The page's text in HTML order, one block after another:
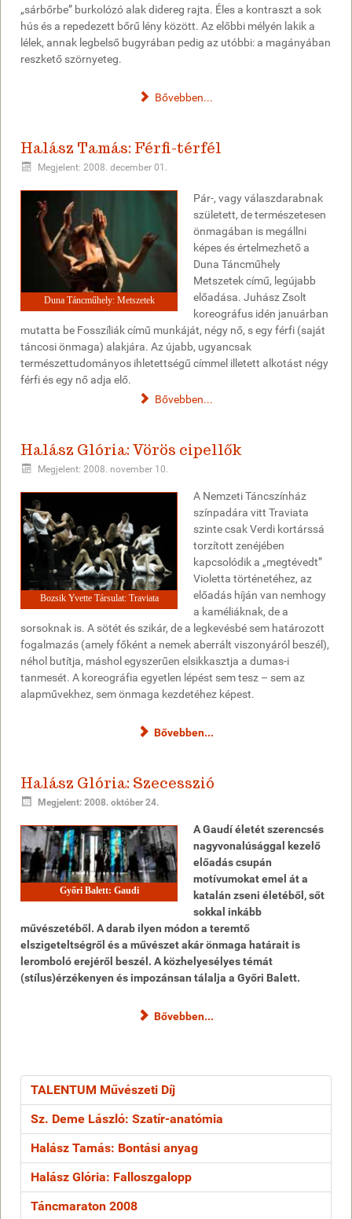
„sárbőrbe” burkolózó alak didereg rajta. Éles a kontraszt a sok
hús és a repedezett bőrű lény között. Az előbbi mélyén lakik a
lélek, annak legbelső bugyrában pedig az utóbbi: a magányában
reszkető szörnyeteg.
Bővebben...
Halász Tamás: Férfi-térfél
Megjelent: 2008. december 01.
Duna Táncműhely: Metszetek
Pár-, vagy válaszdarabnak
született, de természetesen
önmagában is megállni
képes és értelmezhető a
Duna Táncműhely
Metszetek című, legújabb
előadása. Juhász Zsolt
koreográfus idén januárban
mutatta be Fosszíliák című munkáját, négy nő, s egy férfi (saját
táncosi önmaga) alakjára. Az újabb, ugyancsak
természettudományos ihletettségű címmel illetett alkotást négy
férfi és egy nő adja elő.
Bővebben...
Halász Glória: Vörös cipellők
Megjelent: 2008. november 10.
Bozsik Yvette Társulat: Traviata
A Nemzeti Táncszínház
színpadára vitt Traviata
szinte csak Verdi kortárssá
torzított zenéjében
kapcsolódik a „megtévedt”
Violetta történetéhez, az
előadás híján van nemhogy
a kaméliáknak, de a
sorsoknak is. A sötét és szikár, de a legkevésbé sem határozott
fogalmazás (amely főként a nemek aberrált viszonyáról beszél),
néhol butítja, máshol egyszerűen elsikkasztja a dumas-i
tanmesét. A koreográfia egyetlen lépést sem tesz – sem az
alapművekhez, sem önmaga kezdetéhez képest.
Bővebben...
Halász Glória: Szecesszió
Megjelent: 2008. október 24.
Győri Balett: Gaudi
A Gaudí életét szerencsés
nagyvonalúsággal kezelő
előadás csupán
motívumokat emel át a
katalán zseni életéből, sőt
sokkal inkább
művészetéből. A darab ilyen módon a teremtő
elszigeteltségről és a művészet akár önmaga határait is
leromboló erejéről beszél. A közhelyesélyes témát
(stílus)érzékenyen és impozánsan tálalja a Győri Balett.
Bővebben...
TALENTUM Művészeti Díj
Sz. Deme László: Szatír-anatómia
Halász Tamás: Bontási anyag
Halász Glória: Falloszgalopp
Táncmaraton 2008